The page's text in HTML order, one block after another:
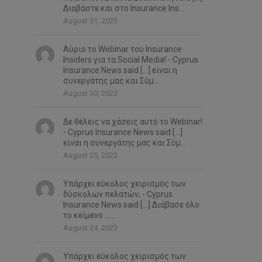
Διαβάστε και στο Insurance Ins...
August 31, 2023
Αύριο το Webinar του Insurance
Insiders για τα Social Media! - Cyprus
Insurance News said […] είναι η
συνεργάτης μας και Σύμ...
August 30, 2023
Δε θέλεις να χάσεις αυτό το Webinar!
- Cyprus Insurance News said […]
είναι η συνεργάτης μας και Σύμ...
August 25, 2023
Υπάρχει εύκολος χειρισμός των
δύσκολων πελατών; - Cyprus
Insurance News said […] Διάβασε όλο
το κείμενο …...
August 24, 2023
Υπάρχει εύκολος χειρισμός των